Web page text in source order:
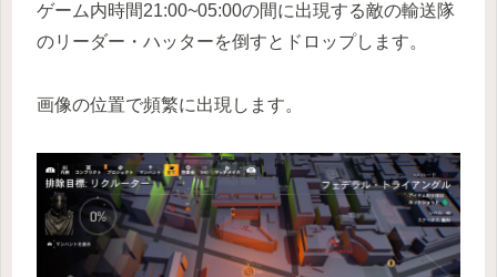
ゲーム内時間21:00~05:00の間に出現する敵の輸送隊
のリーダー・ハッターを倒すとドロップします。
画像の位置で頻繁に出現します。